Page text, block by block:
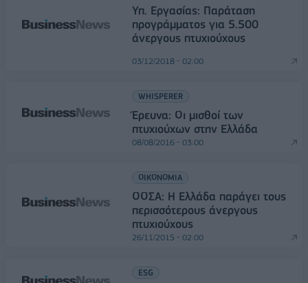
Υπ. Εργασίας: Παράταση
προγράμματος για 5.500
άνεργους πτυχιούχους
03/12/2018 - 02:00
WHISPERER
Έρευνα: Οι μισθοί των
πτυχιούχων στην Ελλάδα
08/08/2016 - 03:00
ΟΙΚΟΝΟΜΙΑ
ΟΟΣΑ: Η Ελλάδα παράγει τους
περισσότερους άνεργους
πτυχιούχους
26/11/2015 - 02:00
ESG